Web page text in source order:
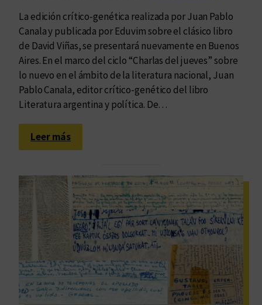
r
r
e
A
m
é
r
i
c
a
a
t
n
a
”
d
e
v
La edición crítico-genética realizada por Juan Pablo
Canala y publicada por Eduvim sobre el clásico libro
de David Viñas, se presentará nuevamente en Buenos
Aires. En el marco del ciclo “Charlas del jueves” sobre
lo nuevo en el ámbito de la literatura nacional, Juan
Pablo Canala, editor crítico-genético del libro
Literatura argentina y política. De…
Leer más:
P
e
s
e
n
t
a
c
i
ó